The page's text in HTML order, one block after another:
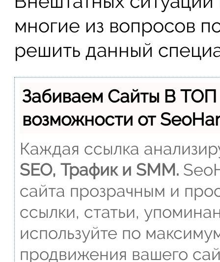
многие из вопросов
решить данный
Забиваем Сайты В
возможности от
Каждая ссылка
SEO, Трафик и SMM.
сайта прозрачным и
ссылки, статьи,
используйте по
продвижения вашего